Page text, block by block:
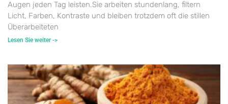
Augen jeden Tag leisten.Sie arbeiten stundenlang, filtern
Licht, Farben, Kontraste und bleiben trotzdem oft die stillen
Überarbeiteten
Lesen Sie weiter ->